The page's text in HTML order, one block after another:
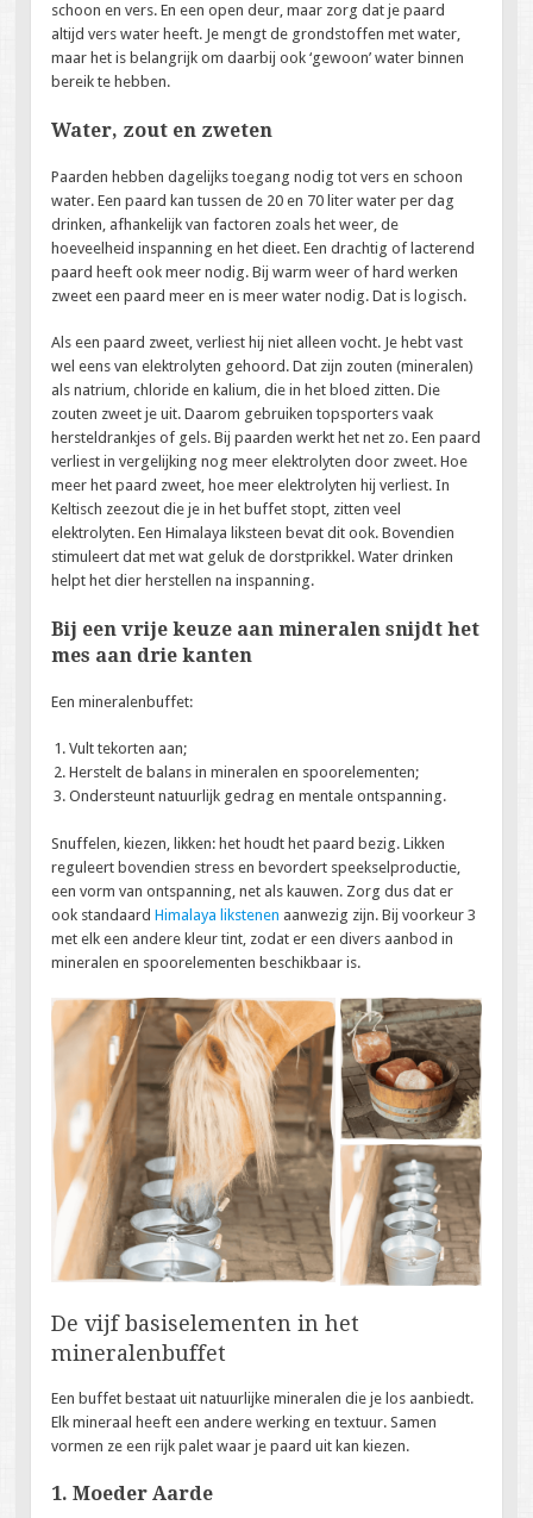
schoon en vers. En een open deur, maar zorg dat je paard
altijd vers water heeft. Je mengt de grondstoffen met water,
maar het is belangrijk om daarbij ook ‘gewoon’ water binnen
bereik te hebben.
Water, zout en zweten
Paarden hebben dagelijks toegang nodig tot vers en schoon
water. Een paard kan tussen de 20 en 70 liter water per dag
drinken, afhankelijk van factoren zoals het weer, de
hoeveelheid inspanning en het dieet. Een drachtig of lacterend
paard heeft ook meer nodig. Bij warm weer of hard werken
zweet een paard meer en is meer water nodig. Dat is logisch.
Als een paard zweet, verliest hij niet alleen vocht. Je hebt vast
wel eens van elektrolyten gehoord. Dat zijn zouten (mineralen)
als natrium, chloride en kalium, die in het bloed zitten. Die
zouten zweet je uit. Daarom gebruiken topsporters vaak
hersteldrankjes of gels. Bij paarden werkt het net zo. Een paard
verliest in vergelijking nog meer elektrolyten door zweet. Hoe
meer het paard zweet, hoe meer elektrolyten hij verliest. In
Keltisch zeezout die je in het buffet stopt, zitten veel
elektrolyten. Een Himalaya liksteen bevat dit ook. Bovendien
stimuleert dat met wat geluk de dorstprikkel. Water drinken
helpt het dier herstellen na inspanning.
Bij een vrije keuze aan mineralen snijdt het
mes aan drie kanten
Een mineralenbuffet:
Vult tekorten aan;
Herstelt de balans in mineralen en spoorelementen;
Ondersteunt natuurlijk gedrag en mentale ontspanning.
Snuffelen, kiezen, likken: het houdt het paard bezig. Likken
reguleert bovendien stress en bevordert speekselproductie,
een vorm van ontspanning, net als kauwen. Zorg dus dat er
ook standaardHimalaya likstenen aanwezig zijn. Bij voorkeur 3
met elk een andere kleur tint, zodat er een divers aanbod in
mineralen en spoorelementen beschikbaar is.
De vijf basiselementen in het
mineralenbuffet
Een buffet bestaat uit natuurlijke mineralen die je los aanbiedt.
Elk mineraal heeft een andere werking en textuur. Samen
vormen ze een rijk palet waar je paard uit kan kiezen.
1. Moeder Aarde